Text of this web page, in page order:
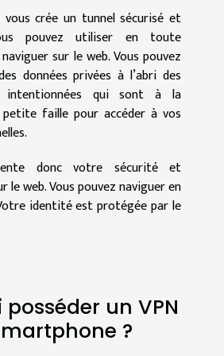
crée un tunnel sécurisé et
pouvez utiliser en toute
sur le web. Vous pouvez
données privées à l’abri des
intentionnées qui sont à la
petite faille pour accéder à vos
donc votre sécurité et
le web. Vous pouvez naviguer en
identité est protégée par le
un VPN
?